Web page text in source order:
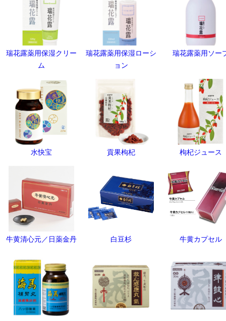
瑞花露薬用保湿クリー
ム
瑞花露薬用保湿ローシ
ョン
瑞花露薬用ソー
水快宝 貢果枸杞 枸杞ジュース
牛黄清心元／日薬金丹 白豆杉 牛黄カプセル